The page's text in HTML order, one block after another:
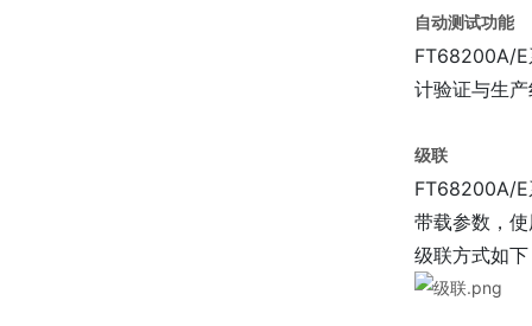
自动测试功能
FT68200A/E
计验证与生
级联
FT68200A/E
带载参数，
级联方式如